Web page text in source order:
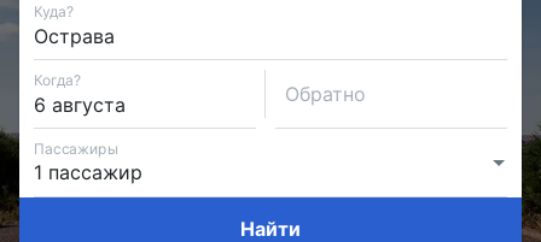
Куда?
Когда?
Обратно
Пассажиры
Найти